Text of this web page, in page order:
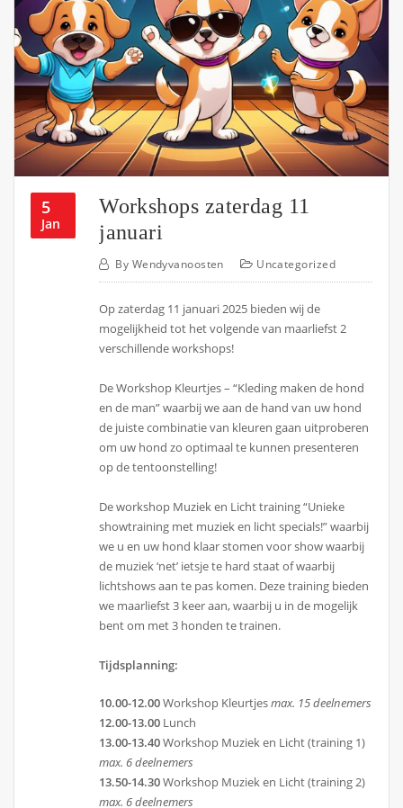
5
Jan
Workshops zaterdag 11
januari
By Wendyvanoosten Uncategorized
Op zaterdag 11 januari 2025 bieden wij de
mogelijkheid tot het volgende van maarliefst 2
verschillende workshops!
De Workshop Kleurtjes – “Kleding maken de hond
en de man” waarbij we aan de hand van uw hond
de juiste combinatie van kleuren gaan uitproberen
om uw hond zo optimaal te kunnen presenteren
op de tentoonstelling!
De workshop Muziek en Licht training “Unieke
showtraining met muziek en licht specials!” waarbij
we u en uw hond klaar stomen voor show waarbij
de muziek ‘net’ ietsje te hard staat of waarbij
lichtshows aan te pas komen. Deze training bieden
we maarliefst 3 keer aan, waarbij u in de mogelijk
bent om met 3 honden te trainen.
Tijdsplanning:
10.00-12.00Workshop Kleurtjesmax. 15 deelnemers
12.00-13.00 Lunch
13.00-13.40Workshop Muziek en Licht (training 1)
max. 6 deelnemers
13.50-14.30Workshop Muziek en Licht (training 2)
max. 6 deelnemers